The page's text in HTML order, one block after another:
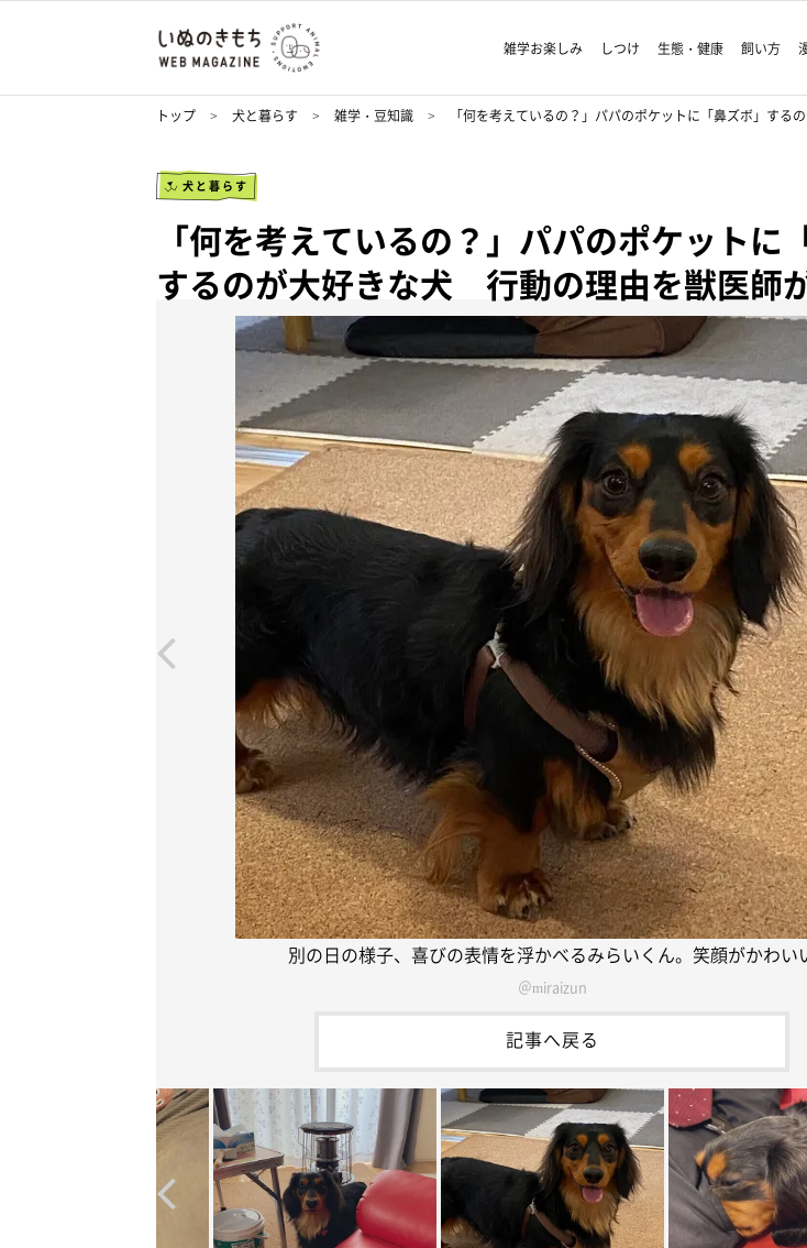
雑学お楽しみ しつけ 生態・健康 飼い方
トップ 犬と暮らす 雑学・豆知識 「何を考えているの？」パパのポケットに「鼻ズボ」す
犬と暮らす
「何を考えているの？」パパのポケットに
するのが大好きな犬 行動の理由を獣医師
別の日の様子、喜びの表情を浮かべるみらいくん。笑顔がかわい
＠miraizun
記事へ戻る